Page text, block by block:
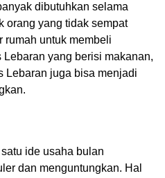
dibutuhkan selama
orang yang tidak sempat
rumah untuk membeli
yang berisi makanan,
Lebaran juga bisa menjadi
ide usaha bulan
dan menguntungkan. Hal